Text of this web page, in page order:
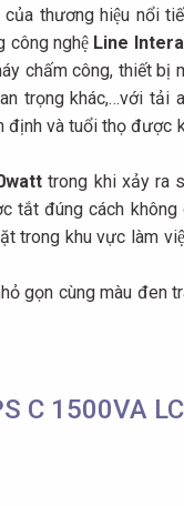
thương hiệu nổi
công nghệ Line
chấm công, thiết bị
trọng khác,…với tải
và tuổi thọ được
trong khi xảy ra
tắt đúng cách không
trong khu vực làm
gọn cùng màu đen
C 1500VA